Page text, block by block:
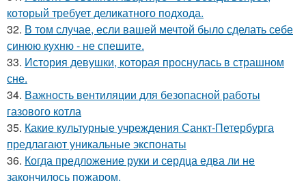
который требует деликатного подхода.
32. В том случае, если вашей мечтой было сделать себе
синюю кухню - не спешите.
33. История девушки, которая проснулась в страшном
сне.
34. Важность вентиляции для безопасной работы
газового котла
35. Какие культурные учреждения Санкт-Петербурга
предлагают уникальные экспонаты
36. Когда предложение руки и сердца едва ли не
закончилось пожаром.